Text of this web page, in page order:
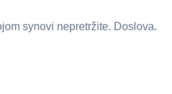
synovi nepretržite. Doslova.